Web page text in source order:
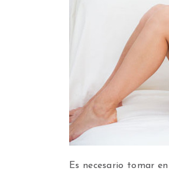
Es necesario tomar